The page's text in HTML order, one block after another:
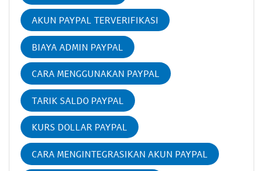
AKUN PAYPAL TERVERIFIKASI
BIAYA ADMIN PAYPAL
CARA MENGGUNAKAN PAYPAL
TARIK SALDO PAYPAL
KURS DOLLAR PAYPAL
CARA MENGINTEGRASIKAN AKUN PAYPAL